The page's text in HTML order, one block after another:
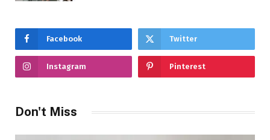
Facebook Twitter
Instagram Pinterest
Don't Miss